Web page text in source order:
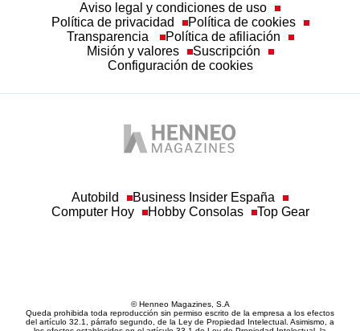
Aviso legal y condiciones de uso
Política de privacidad
Política de cookies
Transparencia
Política de afiliación
Misión y valores
Suscripción
Configuración de cookies
Autobild
Business Insider España
Computer Hoy
Hobby Consolas Top Gear
© Henneo Magazines, S.A
Queda prohibida toda reproducción sin permiso escrito de la empresa a los efectos
del artículo 32.1, párrafo segundo, de la Ley de Propiedad Intelectual. Asimismo, a